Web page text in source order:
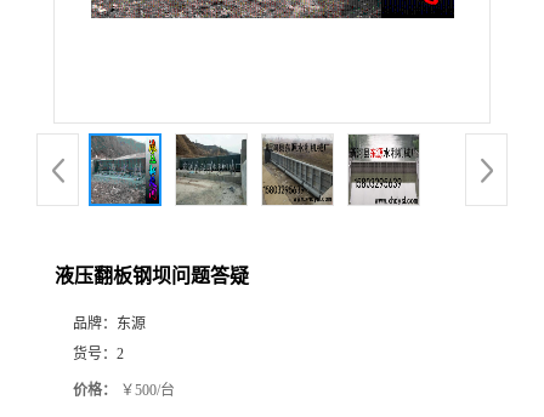
液压翻板钢坝问题答疑
品牌： 东源
货号： 2
价格： ￥500/台